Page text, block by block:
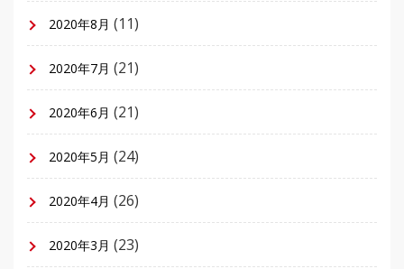
2020年8月 (11)
2020年7月 (21)
2020年6月 (21)
2020年5月 (24)
2020年4月 (26)
2020年3月 (23)